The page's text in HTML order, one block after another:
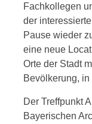
Fachkollegen
der
Pause wieder
eine neue
Orte der Stadt
Bevölkerung, in
Der Treffpunkt
Bayerischen